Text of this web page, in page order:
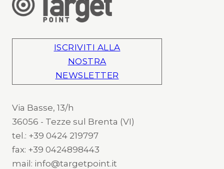
ISCRIVITI ALLA
NOSTRA
NEWSLETTER
Via Basse, 13/h
36056 - Tezze sul Brenta (VI)
tel.: +39 0424 219797
fax: +39 0424898443
mail: info@targetpoint.it